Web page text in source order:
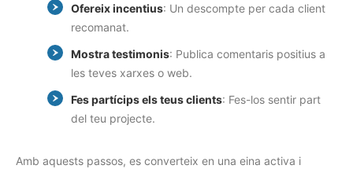
Ofereix incentius: Un descompte per cada client
recomanat.
Mostra testimonis: Publica comentaris positius a
les teves xarxes o web.
Fes partícips els teus clients: Fes-los sentir part
del teu projecte.
Amb aquests passos, es converteix en una eina activa i